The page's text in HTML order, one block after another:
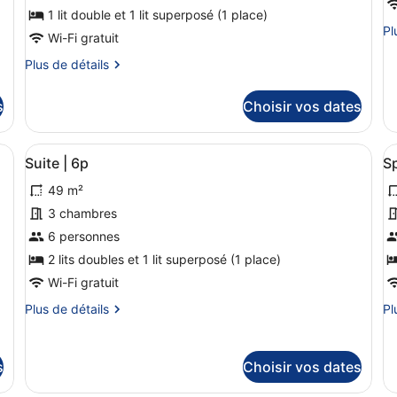
de
chambre :
Family
2
adults
-
3
kids
1 lit double et 1 lit superposé (1 place)
Wi-Fi gratuit
Plus de détails
Plus
le
type
de
chambre
Family
suite
2
adults
3
kids
Choisir vos dates
|de
6p
dans la chambre
Afficher
toutes
les
photos
pour
ce
type
chambre :
6p
Suite | 6p | Chambres
23
Suite | 6p
49 m²
3 chambres
6 personnes
2 lits doubles et 1 lit superposé (1 place)
Wi-Fi gratuit
Plus de détails
Plus
type
Choisir vos dates